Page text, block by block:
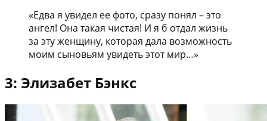
«Едва я увидел ее фото, сразу понял – это
ангел! Она такая чистая! И я б отдал жизнь
за эту женщину, которая дала возможность
моим сыновьям увидеть этот мир…»
3: Элизабет Бэнкс